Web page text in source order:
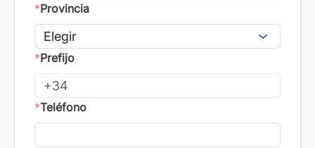
*Provincia
*Prefijo
*Teléfono